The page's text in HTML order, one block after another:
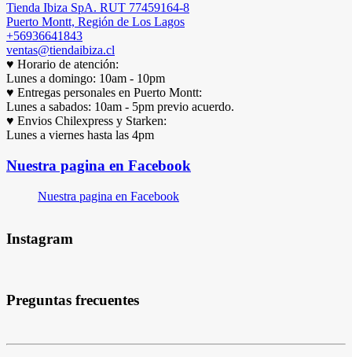
Tienda Ibiza SpA. RUT 77459164-8
Puerto Montt, Región de Los Lagos
+56936641843
ventas@tiendaibiza.cl
♥ Horario de atención:
Lunes a domingo: 10am - 10pm
♥ Entregas personales en Puerto Montt:
Lunes a sabados: 10am - 5pm previo acuerdo.
♥ Envios Chilexpress y Starken:
Lunes a viernes hasta las 4pm
Nuestra pagina en Facebook
Nuestra pagina en Facebook
Instagram
Preguntas frecuentes